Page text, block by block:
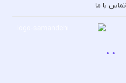
تماس با ما